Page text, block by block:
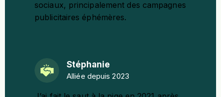
sociaux, principalement des campagnes
publicitaires éphémères.
Stéphanie
Alliée depuis 2023